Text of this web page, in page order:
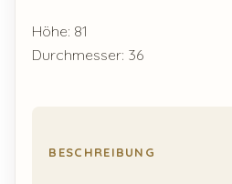
Höhe: 81
Durchmesser: 36
BESCHREIBUNG